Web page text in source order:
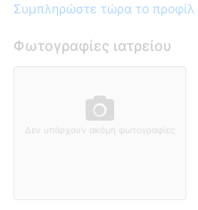
Συμπληρώστε τώρα το προφίλ
Φωτογραφίες ιατρείου
Δεν υπάρχουν ακόμη φωτογραφίες